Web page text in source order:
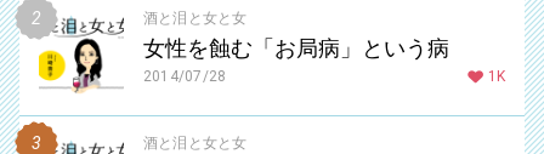
酒と泪と女と女
女性を蝕む「お局病」という病
2014/07/28 1K
酒と泪と女と女